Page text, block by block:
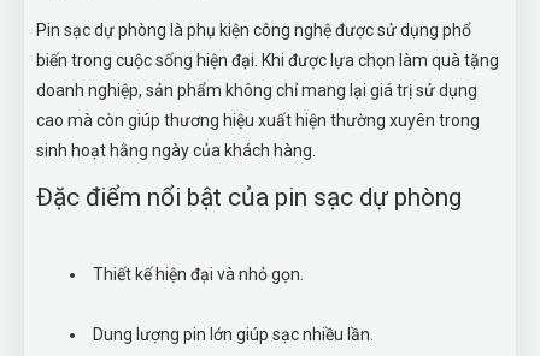
Pin sạc dự phòng là phụ kiện công nghệ được sử dụng phổ
biến trong cuộc sống hiện đại. Khi được lựa chọn làm quà tặng
doanh nghiệp, sản phẩm không chỉ mang lại giá trị sử dụng
cao mà còn giúp thương hiệu xuất hiện thường xuyên trong
sinh hoạt hằng ngày của khách hàng.
Đặc điểm nổi bật của pin sạc dự phòng
Thiết kế hiện đại và nhỏ gọn.
Dung lượng pin lớn giúp sạc nhiều lần.